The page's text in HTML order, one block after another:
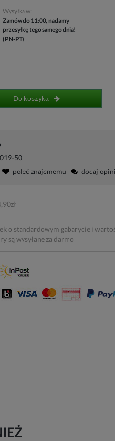
Wysyłka w:
Zamów do 11:00, nadamy
przesyłkę tego samego dnia!
(PN-PT)
Do koszyka
50
poleć znajomemu dodaj
o standardowym gabarycie i
są wysyłane za darmo